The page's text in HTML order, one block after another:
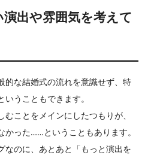
出や雰囲気を考えて
的な結婚式の流れを意識せず、特
うこともできます。
むことをメインにしたつもりが、
かった……ということもあります。
なのに、あとあと「もっと演出を